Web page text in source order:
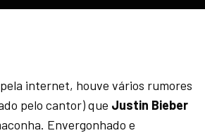
internet, houve vários rumores
pelo cantor) que Justin Bieber
Envergonhado e